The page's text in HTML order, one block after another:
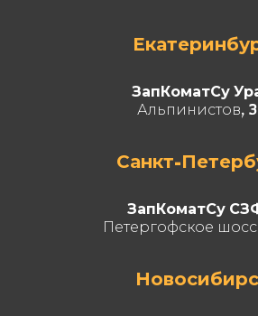
ЗапКоматСу
Альпинистов,
Санкт-
ЗапКоматСу
Петергофское